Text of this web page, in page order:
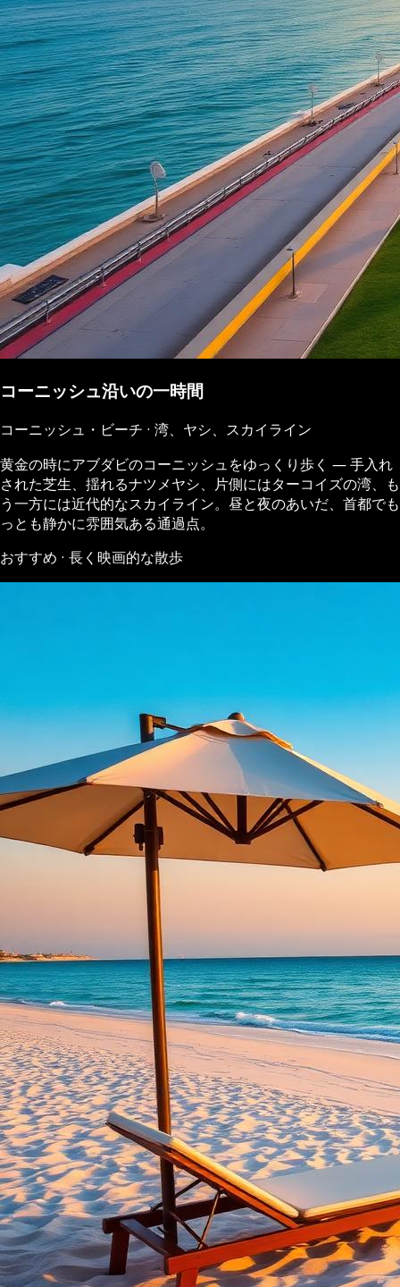
コーニッシュ沿いの一時間
コーニッシュ・ビーチ · 湾、ヤシ、スカイライン
黄金の時にアブダビのコーニッシュをゆっくり歩く ― 手入れ
された芝生、揺れるナツメヤシ、片側にはターコイズの湾、も
う一方には近代的なスカイライン。昼と夜のあいだ、首都でも
っとも静かに雰囲気ある通過点。
おすすめ · 長く映画的な散歩